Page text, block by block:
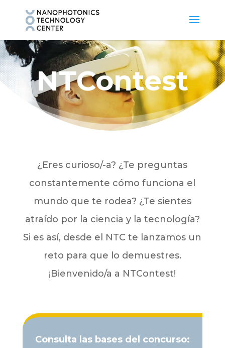
NTContest
¿Eres curioso/-a? ¿Te preguntas
constantemente cómo funciona el
mundo que te rodea? ¿Te sientes
atraído por la ciencia y la tecnología?
Si es así, desde el NTC te lanzamos un
reto para que lo demuestres.
¡Bienvenido/a a NTContest!
Consulta las bases del concurso: